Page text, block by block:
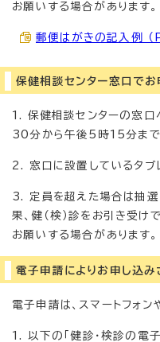
お願いする場合があります。
郵便はがきの記入例
保健相談センター窓口で
1. 保健相談センターの窓口
30分から午後5時15分まで
2. 窓口に設置しているタブ
3. 定員を超えた場合は抽選
果、健（検）診をお引き受
お願いする場合があります。
電子申請によりお申し込み
電子申請は、スマートフォン
1. 以下の「健診・検診の電